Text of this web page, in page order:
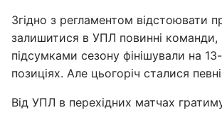
Згідно з регламентом відстоювати
залишитися в УПЛ повинні
підсумками сезону фінішували на
позиціях. Але цьогоріч сталися
Від УПЛ в перехідних матчах